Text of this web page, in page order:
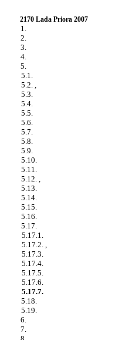
2170 Lada Priora 2007
1.
2.
3.
4.
5.
5.1.
5.2. ,
5.3.
5.4.
5.5.
5.6.
5.7.
5.8.
5.9.
5.10.
5.11.
5.12. ,
5.13.
5.14.
5.15.
5.16.
5.17.
5.17.1.
5.17.2. ,
5.17.3.
5.17.4.
5.17.5.
5.17.6.
5.17.7.
5.18.
5.19.
6.
7.